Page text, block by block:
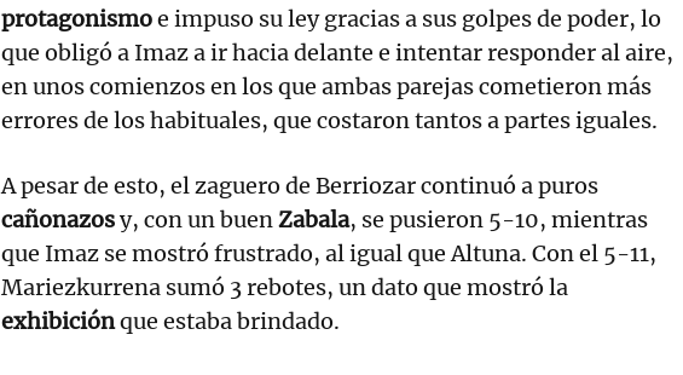
protagonismoe impuso su ley gracias a sus golpes de poder, lo
que obligó a Imaz a ir hacia delante e intentar responder al aire,
en unos comienzos en los que ambas parejas cometieron más
errores de los habituales, que costaron tantos a partes iguales.
A pesar de esto, el zaguero de Berriozar continuó a puros
cañonazosy, con un buenZabala, se pusieron 5-10, mientras
que Imaz se mostró frustrado, al igual que Altuna. Con el 5-11,
Mariezkurrena sumó 3 rebotes, un dato que mostró la
exhibiciónque estaba brindado.